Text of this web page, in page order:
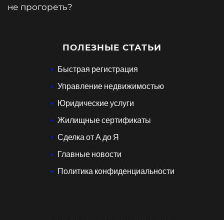
не прогореть?
ПОЛЕЗНЫЕ СТАТЬИ
Быстрая регистрация
Управление недвижимостью
Юридические услуги
Жилищные сертификаты
Сделка от А до Я
Главные новости
Политика конфиденциальности